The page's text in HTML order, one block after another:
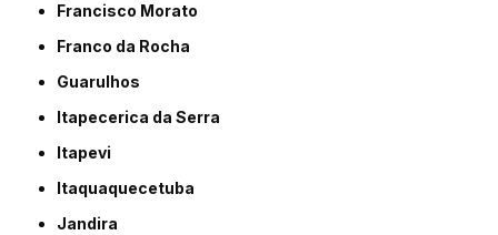
Francisco Morato
Franco da Rocha
Guarulhos
Itapecerica da Serra
Itapevi
Itaquaquecetuba
Jandira